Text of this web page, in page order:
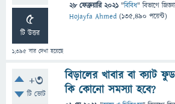
5
টি উত্তর
1,395 বার দেখা হয়েছে
28 ফেব্রুয়ারি 2021 "বিবিধ" বিভাগে
Hojayfa Ahmed (135,490 পয়েন্ট)
+3
টি ভোট
বিড়ালের খাবার বা ক্যাট
কি কোনো সমস্যা হবে?